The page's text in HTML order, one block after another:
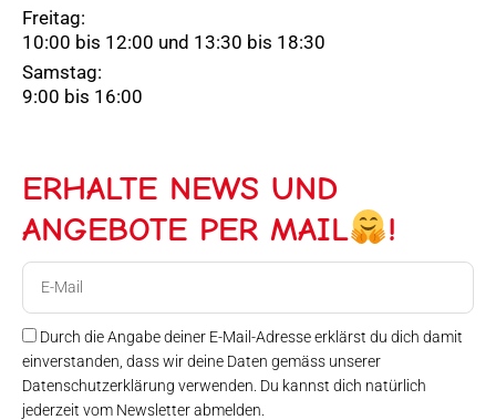
Freitag:
10:00 bis 12:00 und 13:30 bis 18:30
Samstag:
9:00 bis 16:00
ERHALTE NEWS UND
ANGEBOTE PER MAIL
!
Durch die Angabe deiner E-Mail-Adresse erklärst du dich damit
einverstanden, dass wir deine Daten gemäss unserer
Datenschutzerklärung verwenden. Du kannst dich natürlich
jederzeit vom Newsletter abmelden.